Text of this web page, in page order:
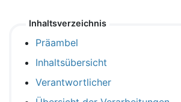
Inhaltsverzeichnis
Präambel
Inhaltsübersicht
Verantwortlicher